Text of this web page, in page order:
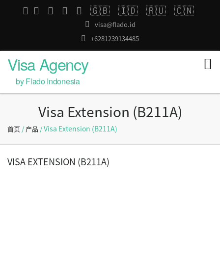
🇬🇧 🇮🇩 🇷🇺 🇨🇳
visa@flado.id
+6281239134485
Visa Agency
by Flado Indonesia
Visa Extension (B211A)
首页 / 产品 / Visa Extension (B211A)
VISA EXTENSION (B211A)